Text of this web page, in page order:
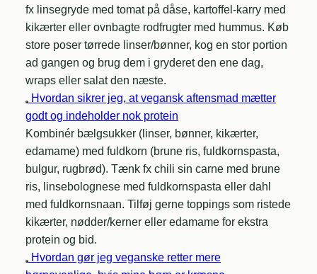
fx linsegryde med tomat på dåse, kartoffel-karry med
kikærter eller ovnbagte rodfrugter med hummus. Køb
store poser tørrede linser/bønner, kog en stor portion
ad gangen og brug dem i gryderet den ene dag,
wraps eller salat den næste.
Hvordan sikrer jeg, at vegansk aftensmad mætter
godt og indeholder nok protein
Kombinér bælgsukker (linser, bønner, kikærter,
edamame) med fuldkorn (brune ris, fuldkornspasta,
bulgur, rugbrød). Tænk fx chili sin carne med brune
ris, linsebolognese med fuldkornspasta eller dahl
med fuldkornsnaan. Tilføj gerne toppings som ristede
kikærter, nødder/kerner eller edamame for ekstra
protein og bid.
Hvordan gør jeg veganske retter mere